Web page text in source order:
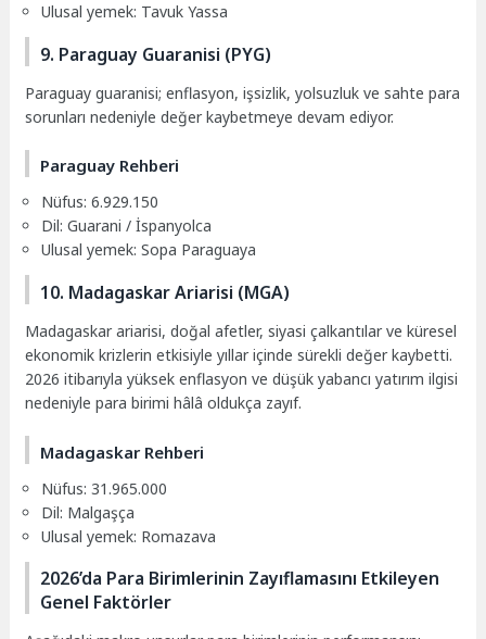
Ulusal yemek: Tavuk Yassa
9. Paraguay Guaranisi (PYG)
Paraguay guaranisi; enflasyon, işsizlik, yolsuzluk ve sahte para
sorunları nedeniyle değer kaybetmeye devam ediyor.
Paraguay Rehberi
Nüfus: 6.929.150
Dil: Guarani / İspanyolca
Ulusal yemek: Sopa Paraguaya
10. Madagaskar Ariarisi (MGA)
Madagaskar ariarisi, doğal afetler, siyasi çalkantılar ve küresel
ekonomik krizlerin etkisiyle yıllar içinde sürekli değer kaybetti.
2026 itibarıyla yüksek enflasyon ve düşük yabancı yatırım ilgisi
nedeniyle para birimi hâlâ oldukça zayıf.
Madagaskar Rehberi
Nüfus: 31.965.000
Dil: Malgaşça
Ulusal yemek: Romazava
2026’da Para Birimlerinin Zayıflamasını Etkileyen
Genel Faktörler